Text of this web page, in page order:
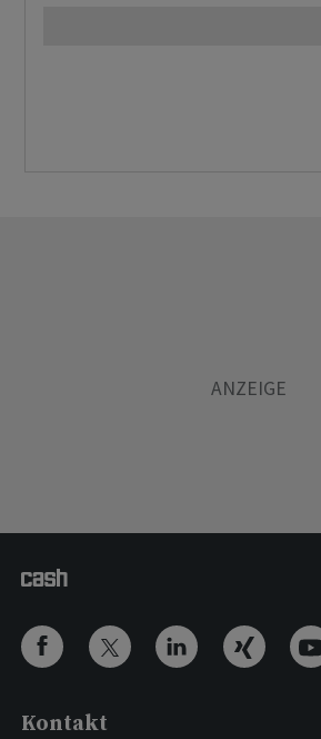
Kontakt